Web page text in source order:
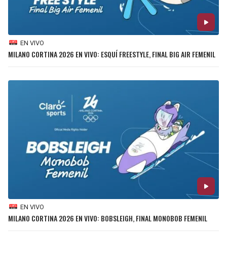
EN VIVO
MILANO CORTINA 2026 EN VIVO: ESQUÍ FREESTYLE, FINAL BIG AIR FEMENIL
EN VIVO
MILANO CORTINA 2026 EN VIVO: BOBSLEIGH, FINAL MONOBOB FEMENIL